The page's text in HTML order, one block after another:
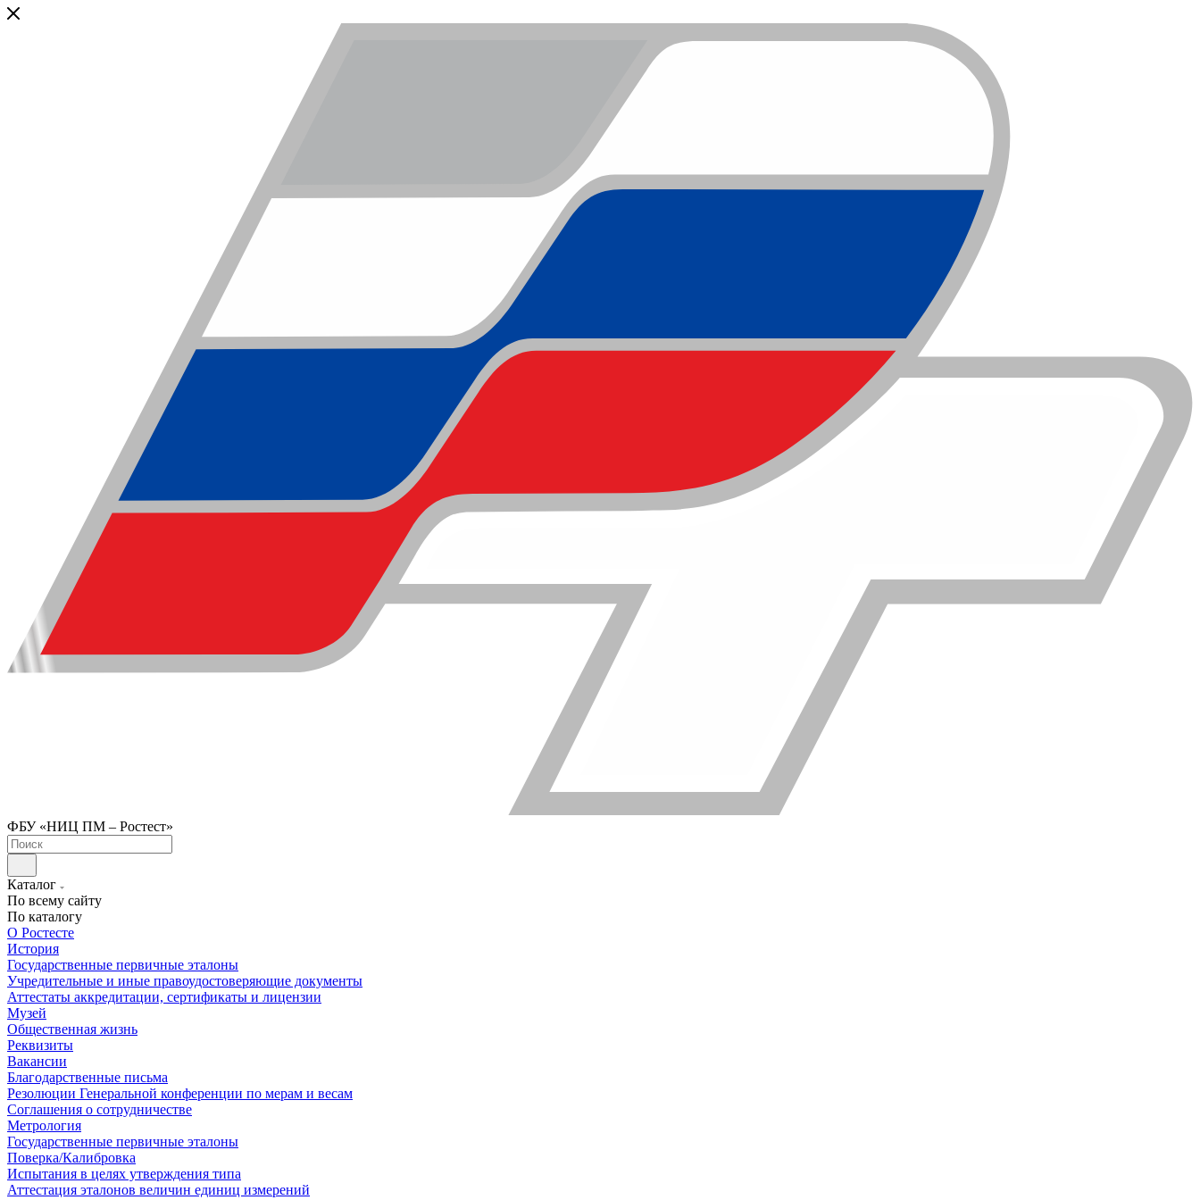
ФБУ «НИЦ ПМ – Ростест»
Каталог
По всему сайту
По каталогу
О Ростесте
История
Государственные первичные эталоны
Учредительные и иные правоудостоверяющие документы
Аттестаты аккредитации, сертификаты и лицензии
Музей
Общественная жизнь
Реквизиты
Вакансии
Благодарственные письма
Резолюции Генеральной конференции по мерам и весам
Соглашения о сотрудничестве
Метрология
Государственные первичные эталоны
Поверка/Калибровка
Испытания в целях утверждения типа
Аттестация эталонов величин единиц измерений